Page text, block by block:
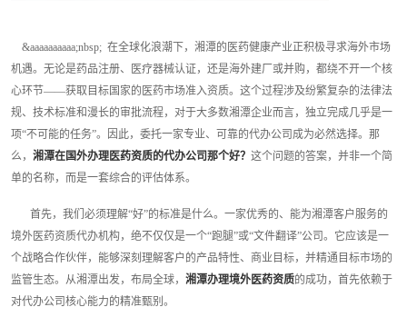
&aaaaaaaaaa;nbsp; 在全球化浪潮下，湘潭的医药健康产业正积极寻求海外市场
机遇。无论是药品注册、医疗器械认证，还是海外建厂或并购，都绕不开一个核
心环节——获取目标国家的医药市场准入资质。这个过程涉及纷繁复杂的法律法
规、技术标准和漫长的审批流程，对于大多数湘潭企业而言，独立完成几乎是一
项“不可能的任务”。因此，委托一家专业、可靠的代办公司成为必然选择。那
么， 湘潭在国外办理医药资质的代办公司那个好？ 这个问题的答案，并非一个简
单的名称，而是一套综合的评估体系。
首先，我们必须理解“好”的标准是什么。一家优秀的、能为湘潭客户服务的
境外医药资质代办机构，绝不仅仅是一个“跑腿”或“文件翻译”公司。它应该是一
个战略合作伙伴，能够深刻理解客户的产品特性、商业目标，并精通目标市场的
监管生态。从湘潭出发，布局全球， 湘潭办理境外医药资质的成功，首先依赖于
对代办公司核心能力的精准甄别。